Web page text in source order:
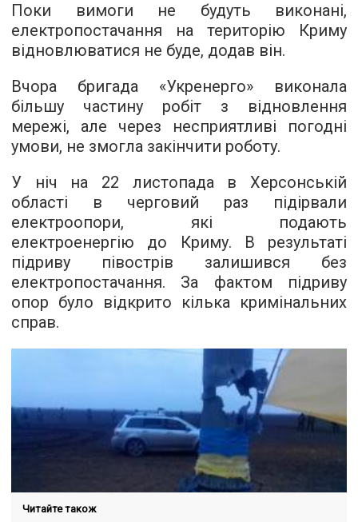
Поки вимоги не будуть виконані,
електропостачання на територію Криму
відновлюватися не буде, додав він.
Вчора бригада «Укренерго» виконала
більшу частину робіт з відновлення
мережі, але через несприятливі погодні
умови, не змогла закінчити роботу.
У ніч на 22 листопада в Херсонській
області в черговий раз підірвали
електроопори, які подають
електроенергію до Криму. В результаті
підриву півострів залишився без
електропостачання. За фактом підриву
опор було відкрито кілька кримінальних
справ.
Читайте також